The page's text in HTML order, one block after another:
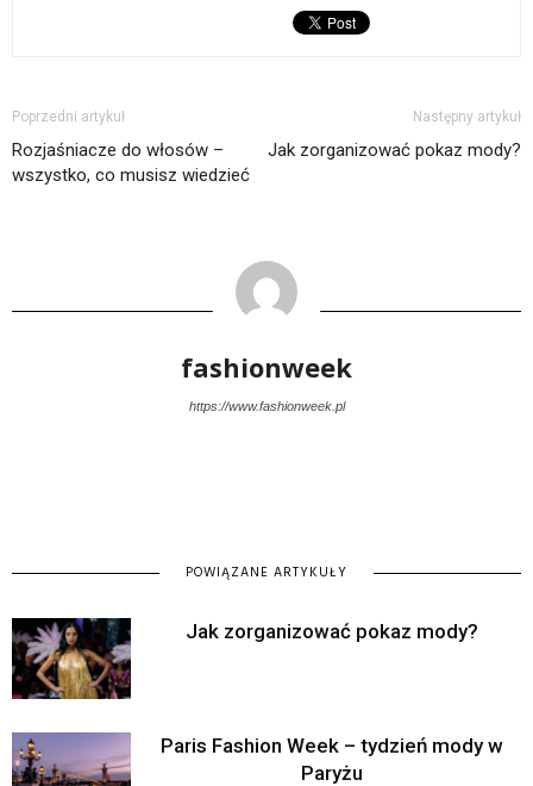
Poprzedni artykuł
Rozjaśniacze do włosów –
wszystko, co musisz wiedzieć
Następny artykuł
Jak zorganizować pokaz mody?
fashionweek
https://www.fashionweek.pl
POWIĄZANE ARTYKUŁY
Jak zorganizować pokaz mody?
Paris Fashion Week – tydzień mody w
Paryżu